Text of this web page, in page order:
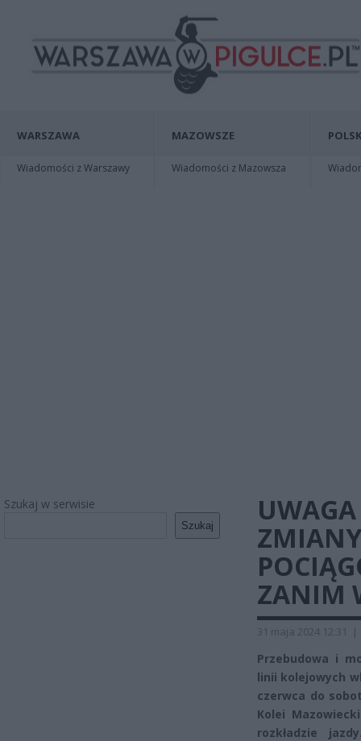
WARSZAWA
Wiadomości z Warszawy
MAZOWSZE
Wiadomości z Mazowsza
Szukaj w serwisie
Szukaj
ZANIM
31 maja 2024 12:31 |
Przebudowa i
linii kolejowych
czerwca do
Kolei
rozkładzie